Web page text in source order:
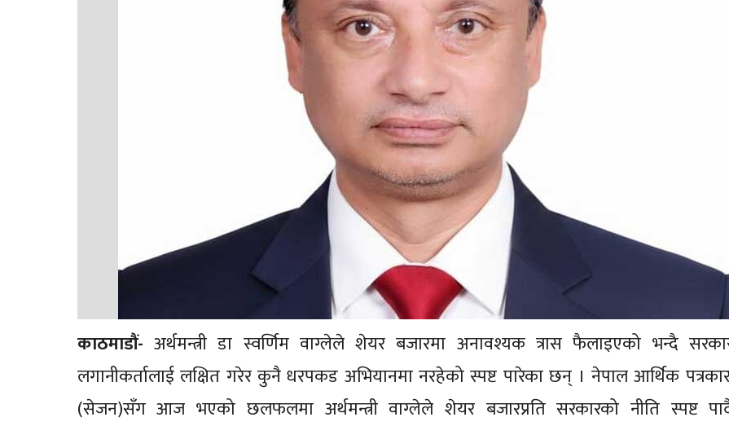
काठमाडौं-अर्थमन्त्री डा स्वर्णिम वाग्लेले शेयर बजारमा अनावश्यक त्रास फैलाइएको भन्दै
लगानीकर्तालाई लक्षित गरेर कुनै धरपकड अभियानमा नरहेको स्पष्ट पारेका छन् । नेपाल आर्थिक
(सेजन)सँग आज भएको छलफलमा अर्थमन्त्री वाग्लेले शेयर बजारप्रति सरकारको नीति स्पष्ट